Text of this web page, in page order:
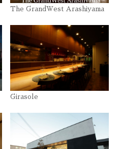
The GrandWest Arashiyama
Girasole